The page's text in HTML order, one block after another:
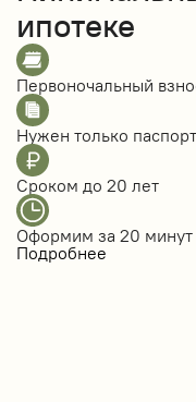
ипотеке
Первоночальный
Нужен только паспорт
Сроком до 20 лет
Оформим за 20 минут
Подробнее